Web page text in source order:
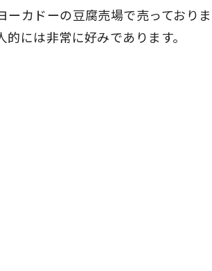
カドーの豆腐売場で売っておりま
には非常に好みであります。